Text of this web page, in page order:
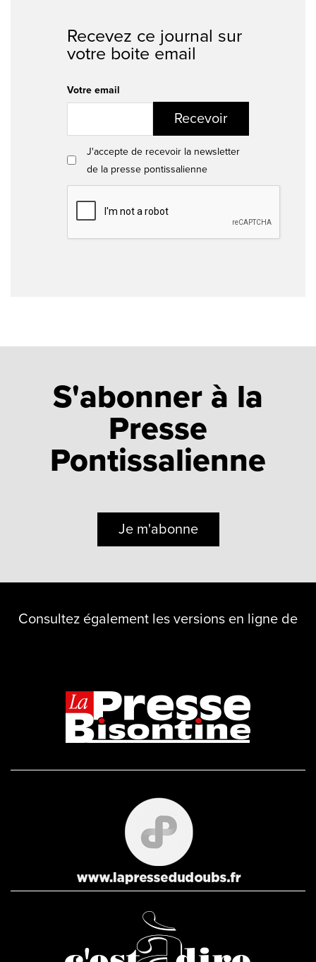
Recevez ce journal sur
votre boite email
Votre email
Recevoir
J'accepte de recevoir la newsletter
de la presse pontissalienne
S'abonner à la
Presse
Pontissalienne
Je m'abonne
Consultez également les versions en ligne de